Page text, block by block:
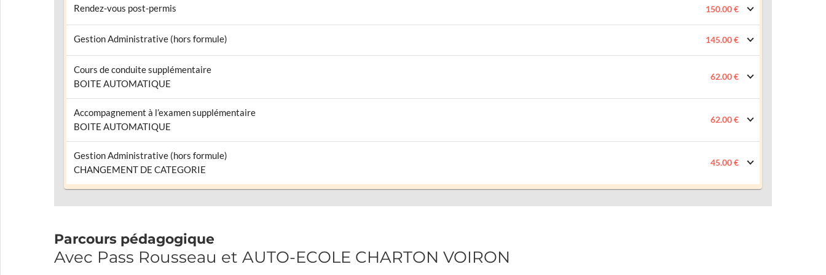
Rendez-vous post-permis 150.00 €
Gestion Administrative (hors formule) 145.00 €
Cours de conduite supplémentaire
BOITE AUTOMATIQUE
62.00 €
Accompagnement à l’examen supplémentaire
BOITE AUTOMATIQUE
62.00 €
Gestion Administrative (hors formule)
CHANGEMENT DE CATEGORIE
45.00 €
Parcours pédagogique
Avec Pass Rousseau et AUTO-ECOLE CHARTON VOIRON